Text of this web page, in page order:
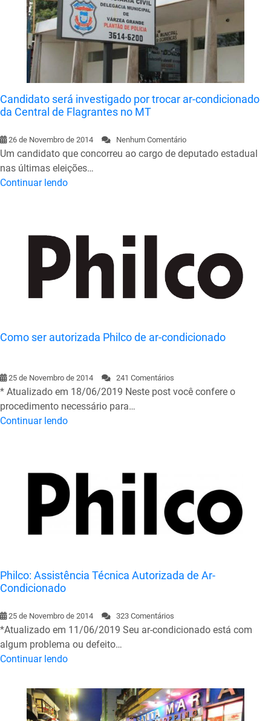
Candidato será investigado por trocar ar-condicionado
da Central de Flagrantes no MT
26 de Novembro de 2014 Nenhum Comentário
Um candidato que concorreu ao cargo de deputado estadual
nas últimas eleições…
Continuar lendo
Como ser autorizada Philco de ar-condicionado
25 de Novembro de 2014 241 Comentários
* Atualizado em 18/06/2019 Neste post você confere o
procedimento necessário para…
Continuar lendo
Philco: Assistência Técnica Autorizada de Ar-
Condicionado
25 de Novembro de 2014 323 Comentários
*Atualizado em 11/06/2019 Seu ar-condicionado está com
algum problema ou defeito…
Continuar lendo